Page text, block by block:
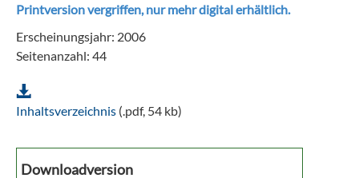
Printversion vergriffen, nur mehr digital erhältlich.
Erscheinungsjahr: 2006
Seitenanzahl: 44
Inhaltsverzeichnis (.pdf, 54 kb)
Downloadversion